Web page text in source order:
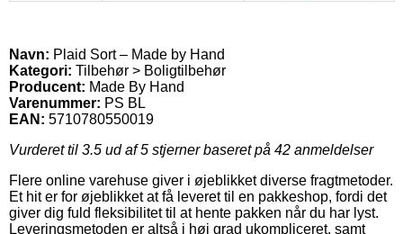
Navn: Plaid Sort – Made by Hand
Kategori: Tilbehør > Boligtilbehør
Producent: Made By Hand
Varenummer: PS BL
EAN: 5710780550019
Vurderet til 3.5 ud af 5 stjerner baseret på 42 anmeldelser
Flere online varehuse giver i øjeblikket diverse fragtmetoder.
Et hit er for øjeblikket at få leveret til en pakkeshop, fordi det
giver dig fuld fleksibilitet til at hente pakken når du har lyst.
Leveringsmetoden er altså i høj grad ukompliceret, samt